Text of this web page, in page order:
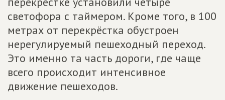
светофора с таймером. Кроме того, в 100
метрах от перекрёстка обустроен
нерегулируемый пешеходный переход.
Это именно та часть дороги, где чаще
всего происходит интенсивное
движение пешеходов.